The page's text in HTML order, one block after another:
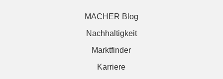
MACHER Blog
Nachhaltigkeit
Marktfinder
Karriere